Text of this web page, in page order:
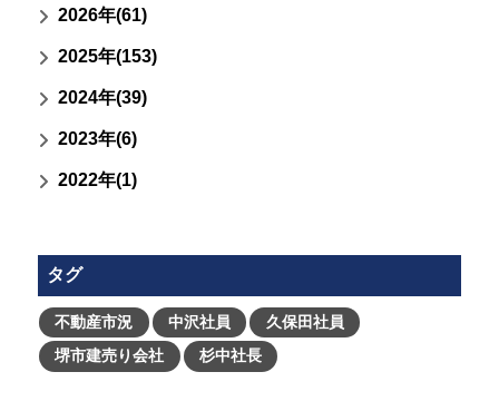
2026年(61)
2025年(153)
2024年(39)
2023年(6)
2022年(1)
タグ
不動産市況 中沢社員
久保田社員
堺市建売り会社
杉中社長